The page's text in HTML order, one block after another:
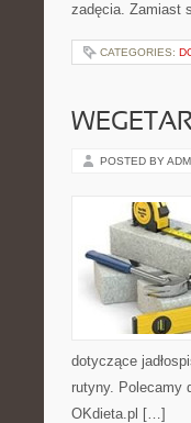
zadęcia. Zamiast
CATEGORIES:
POSTED BY
dotyczące
rutyny. Polecamy
OKdieta.pl […]